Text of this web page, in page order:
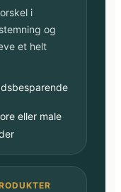
i
og
et helt
eller male